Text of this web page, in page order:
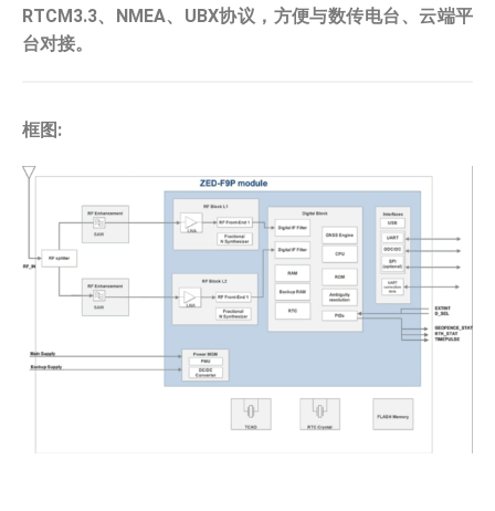
RTCM3.3、NMEA、UBX协议，方便与数传电台、云端平
台对接。
框图: